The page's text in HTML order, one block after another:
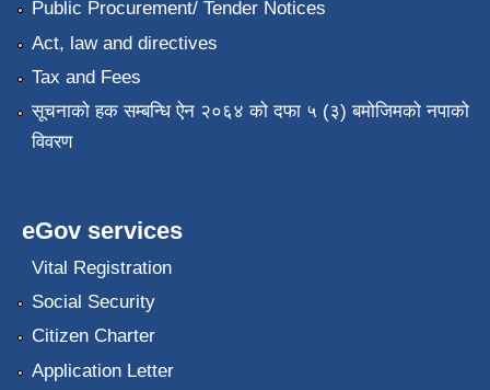
Public Procurement/ Tender Notices
Act, law and directives
Tax and Fees
सूचनाको हक सम्बन्धि ऐन २०६४ को दफा ५ (३) बमोजिमको नपाको
विवरण
eGov services
Vital Registration
Social Security
Citizen Charter
Application Letter